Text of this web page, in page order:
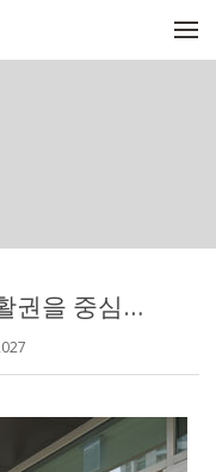
공식 안내에서는 노원역 생활권을 중심으로 롯데백화점, 노원구청, 주변 생활시설 이용 편의성을 강조하고 있습니다. 중랑천, 당현천 수변공원, 온수근린공원, 수락산 등 자연환경도 함께 언급되어 도심 생활과 휴식 환경을 함께 고려할 수 있는 입지로 볼 수 있습니다.